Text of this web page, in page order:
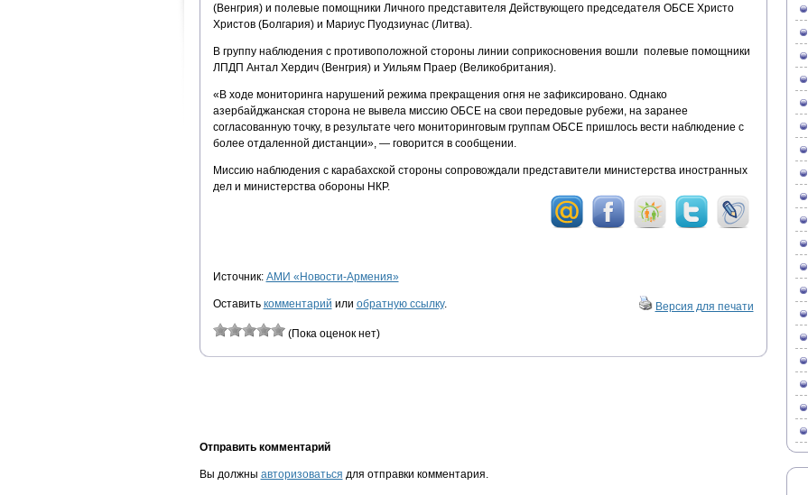
(Венгрия) и полевые помощники Личного представителя Действующего председателя ОБСЕ Христо
Христов (Болгария) и Мариус Пуодзиунас (Литва).
В группу наблюдения с противоположной стороны линии соприкосновения вошли полевые помощники
ЛПДП Антал Хердич (Венгрия) и Уильям Праер (Великобритания).
«В ходе мониторинга нарушений режима прекращения огня не зафиксировано. Однако
азербайджанская сторона не вывела миссию ОБСЕ на свои передовые рубежи, на заранее
согласованную точку, в результате чего мониторинговым группам ОБСЕ пришлось вести наблюдение с
более отдаленной дистанции», — говорится в сообщении.
Миссию наблюдения с карабахской стороны сопровождали представители министерства иностранных
дел и министерства обороны НКР.
Источник: АМИ «Новости-Армения»
Оставить комментарий или обратную ссылку. Версия для печати
(Пока оценок нет)
Отправить комментарий
Вы должны авторизоваться для отправки комментария.